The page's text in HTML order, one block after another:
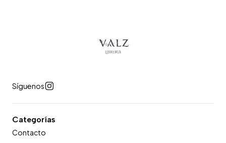
Síguenos
Categorías
Contacto